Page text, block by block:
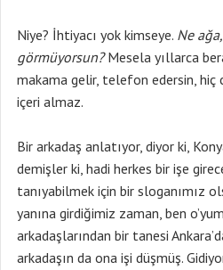
Niye? İhtiyacı yok kimseye. Ne
görmüyorsun?Mesela yıllarca
makama gelir, telefon edersin, hiç
içeri almaz.
Bir arkadaş anlatıyor, diyor ki,
demişler ki, hadi herkes bir işe
tanıyabilmek için bir sloganımız
yanına girdiğimiz zaman, ben
arkadaşlarından bir tanesi
arkadaşın da ona işi düşmüş.